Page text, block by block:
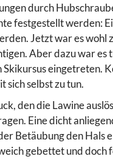
durch
festgestellt werden:
Jetzt war es wohl
Aber dazu war es
eingetreten.
sich selbst zu tun.
den die Lawine
Eine dicht
Betäubung den Hals
gebettet und doch